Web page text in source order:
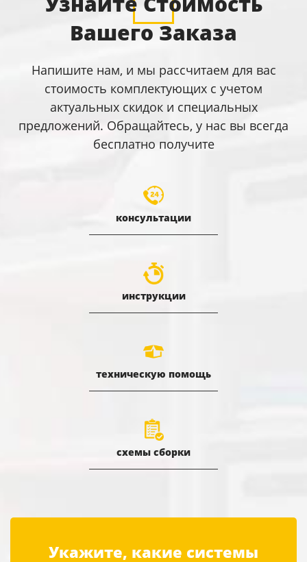
Вашего Заказа
Напишите нам, и мы рассчитаем для вас
стоимость комплектующих с учетом
актуальных скидок и специальных
предложений. Обращайтесь, у нас вы всегда
бесплатно получите
консультации
инструкции
техническую помощь
схемы сборки
Укажите, какие системы